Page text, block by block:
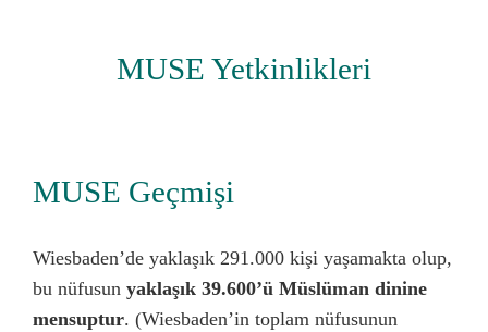
MUSE Yetkinlikleri
MUSE Geçmişi
Wiesbaden’de yaklaşık 291.000 kişi yaşamakta olup,
bu nüfusun yaklaşık 39.600’ü Müslüman dinine
mensuptur. (Wiesbaden’in toplam nüfusunun